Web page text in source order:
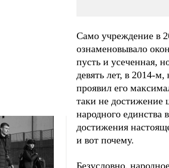
Само учреждение в
ознаменовывало
пусть и усеченная,
девять лет, в 2014-
проявил его
таки не достижение
народного
достижения
и вот почему.
Безусловно,